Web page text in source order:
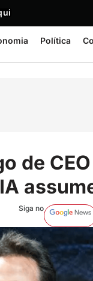
Política
de
Siga no